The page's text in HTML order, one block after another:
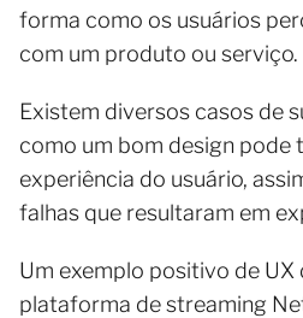
forma como os usuários
com um produto ou serviço.
Existem diversos casos de
como um bom design pode
experiência do usuário,
falhas que resultaram em
Um exemplo positivo de UX
plataforma de streaming